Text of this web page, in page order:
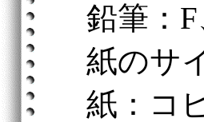
鉛筆：
紙のサ
紙：コ